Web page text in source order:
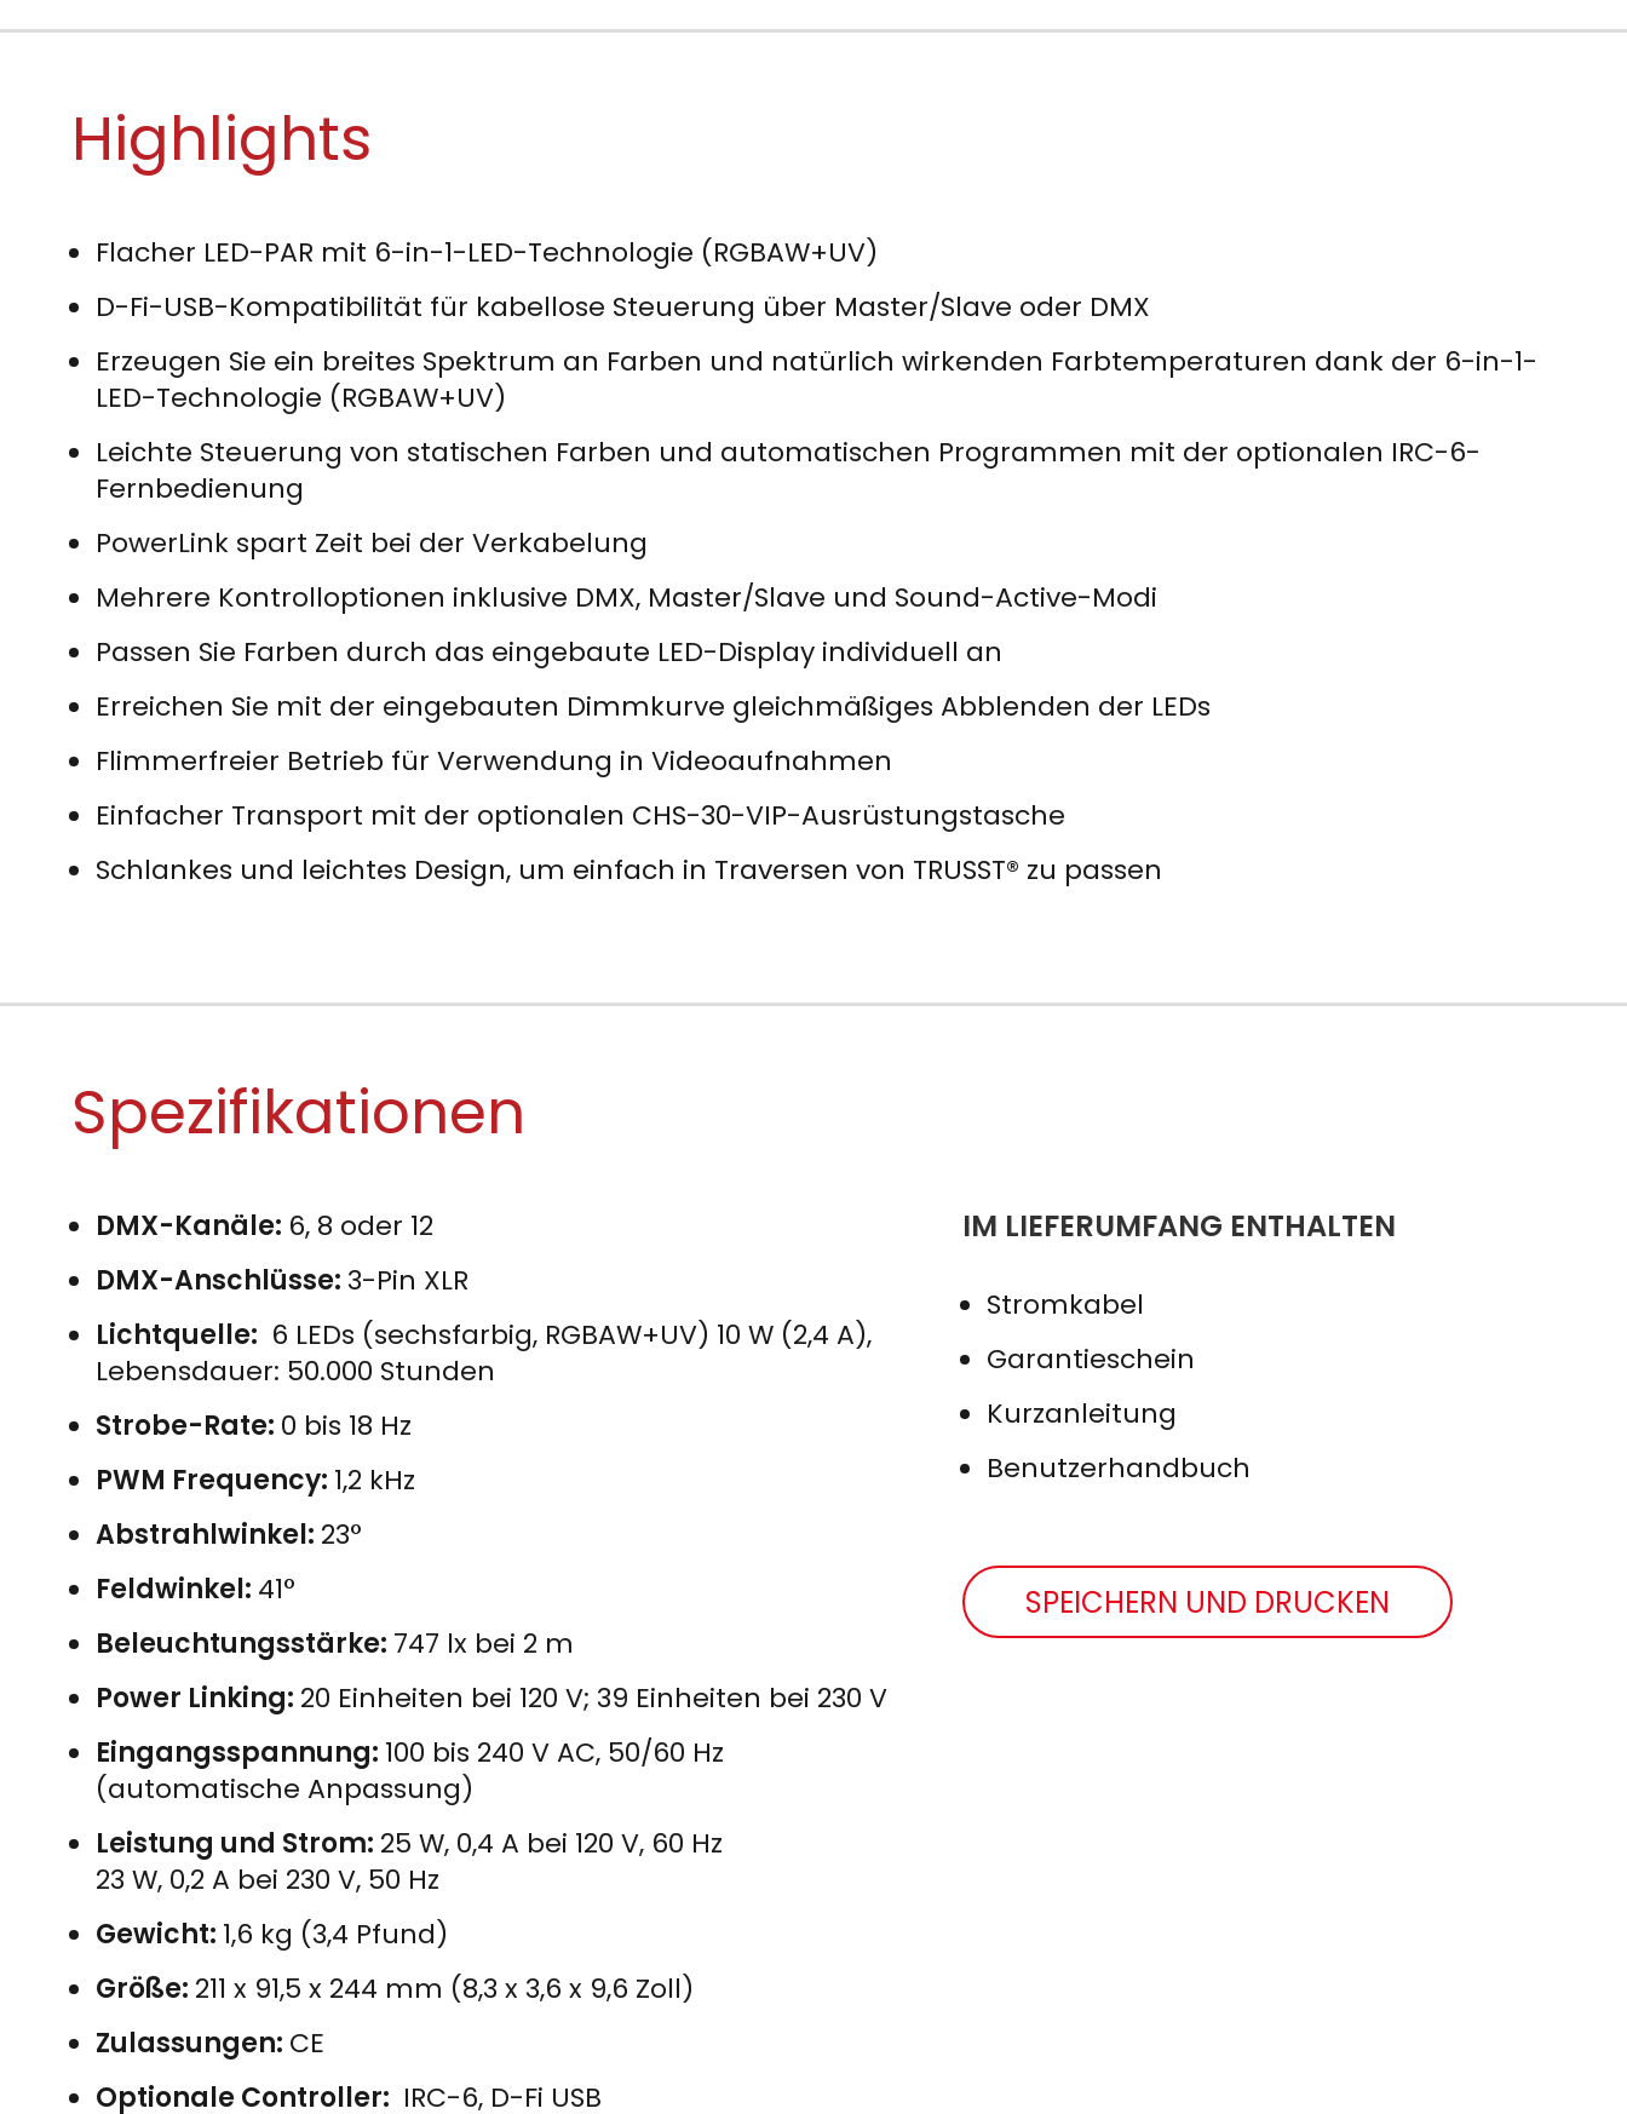
Highlights
Flacher LED-PAR mit 6-in-1-LED-Technologie (RGBAW+UV)
D-Fi-USB-Kompatibilität für kabellose Steuerung über Master/Slave oder DMX
Erzeugen Sie ein breites Spektrum an Farben und natürlich wirkenden Farbtemperaturen dank der 6-in-1-
LED-Technologie (RGBAW+UV)
Leichte Steuerung von statischen Farben und automatischen Programmen mit der optionalen IRC-6-
Fernbedienung
PowerLink spart Zeit bei der Verkabelung
Mehrere Kontrolloptionen inklusive DMX, Master/Slave und Sound-Active-Modi
Passen Sie Farben durch das eingebaute LED-Display individuell an
Erreichen Sie mit der eingebauten Dimmkurve gleichmäßiges Abblenden der LEDs
Flimmerfreier Betrieb für Verwendung in Videoaufnahmen
Einfacher Transport mit der optionalen CHS-30-VIP-Ausrüstungstasche
Schlankes und leichtes Design, um einfach in Traversen von TRUSST® zu passen
Spezifikationen
DMX-Kanäle: 6, 8 oder 12
DMX-Anschlüsse: 3-Pin XLR
Lichtquelle: 6 LEDs (sechsfarbig, RGBAW+UV) 10 W (2,4 A),
Lebensdauer: 50.000 Stunden
Strobe-Rate: 0 bis 18 Hz
PWM Frequency: 1,2 kHz
Abstrahlwinkel: 23°
Feldwinkel: 41°
Beleuchtungsstärke: 747 lx bei 2 m
Power Linking: 20 Einheiten bei 120 V; 39 Einheiten bei 230 V
Eingangsspannung: 100 bis 240 V AC, 50/60 Hz
(automatische Anpassung)
Leistung und Strom: 25 W, 0,4 A bei 120 V, 60 Hz
23 W, 0,2 A bei 230 V, 50 Hz
Gewicht: 1,6 kg (3,4 Pfund)
Größe: 211 x 91,5 x 244 mm (8,3 x 3,6 x 9,6 Zoll)
Zulassungen: CE
Optionale Controller: IRC-6, D-Fi USB
IM LIEFERUMFANG ENTHALTEN
Stromkabel
Garantieschein
Kurzanleitung
Benutzerhandbuch
SPEICHERN UND DRUCKEN